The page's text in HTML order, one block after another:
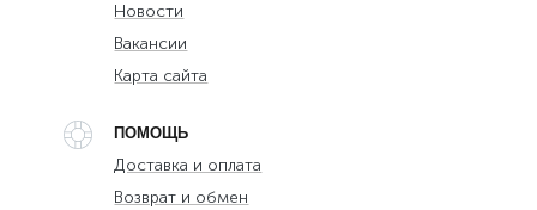
Новости
Вакансии
Карта сайта
ПОМОЩЬ
Доставка и оплата
Возврат и обмен